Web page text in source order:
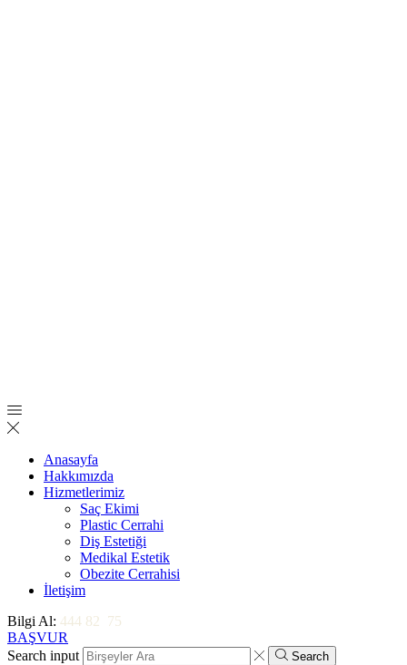
Anasayfa
Hakkımızda
Hizmetlerimiz
Saç Ekimi
Plastic Cerrahi
Diş Estetiği
Medikal Estetik
Obezite Cerrahisi
İletişim
Bilgi Al: 444 82 75
BAŞVUR
Search input
Search